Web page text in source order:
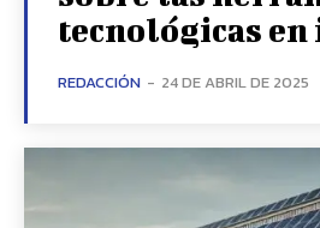
tecnológicas
REDACCIÓN - 24 DE ABRIL DE 2025